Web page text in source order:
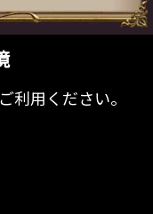
利用ください。